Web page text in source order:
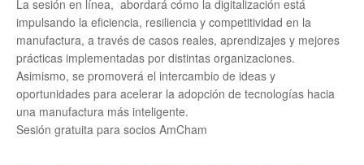
La sesión en línea, abordará cómo la digitalización está
impulsando la eficiencia, resiliencia y competitividad en la
manufactura, a través de casos reales, aprendizajes y mejores
prácticas implementadas por distintas organizaciones.
Asimismo, se promoverá el intercambio de ideas y
oportunidades para acelerar la adopción de tecnologías hacia
una manufactura más inteligente.
Sesión gratuita para socios AmCham